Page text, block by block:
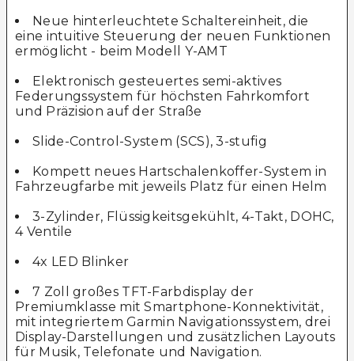
Neue hinterleuchtete Schaltereinheit, die
eine intuitive Steuerung der neuen Funktionen
ermöglicht - beim Modell Y-AMT
Elektronisch gesteuertes semi-aktives
Federungssystem für höchsten Fahrkomfort
und Präzision auf der Straße
Slide-Control-System (SCS), 3-stufig
Kompett neues Hartschalenkoffer-System in
Fahrzeugfarbe mit jeweils Platz für einen Helm
3-Zylinder, Flüssigkeitsgekühlt, 4-Takt, DOHC,
4 Ventile
4x LED Blinker
7 Zoll großes TFT-Farbdisplay der
Premiumklasse mit Smartphone-Konnektivität,
mit integriertem Garmin Navigationssystem, drei
Display-Darstellungen und zusätzlichen Layouts
für Musik, Telefonate und Navigation.